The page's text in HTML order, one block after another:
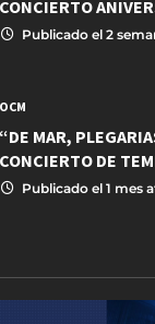
CONCIERTO
Publicado el 2
OCM
“DE MAR,
CONCIERTO DE
Publicado el 1 mes